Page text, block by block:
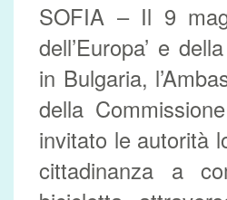
SOFIA – Il 9
dell’Europa’ e
in Bulgaria,
della
invitato le autorità
cittadinanza a